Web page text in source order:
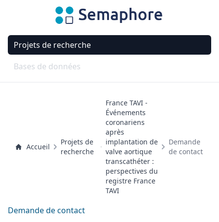
Projets de recherche
Bases de données
Accueil
Projets de
recherche
France TAVI -
Événements
coronariens
après
implantation de
valve aortique
transcathéter :
perspectives du
registre France
TAVI
Demande
de contact
Demande de contact